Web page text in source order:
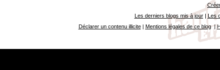
Les derniers blogs mis à jour| Les
Déclarer un contenu illicite| Mentions légales de ce blog|